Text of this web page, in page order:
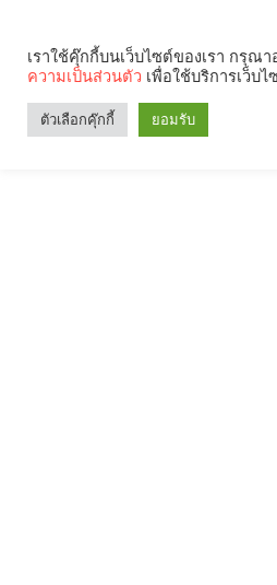
เราใช้คุ๊กกี้บนเว็บไซต์ของเรา กรุณ
ความเป็นส่วนตัว เพื่อใช้บริการเว็บไ
ตัวเลือกคุ๊กกี้ ยอมรับ